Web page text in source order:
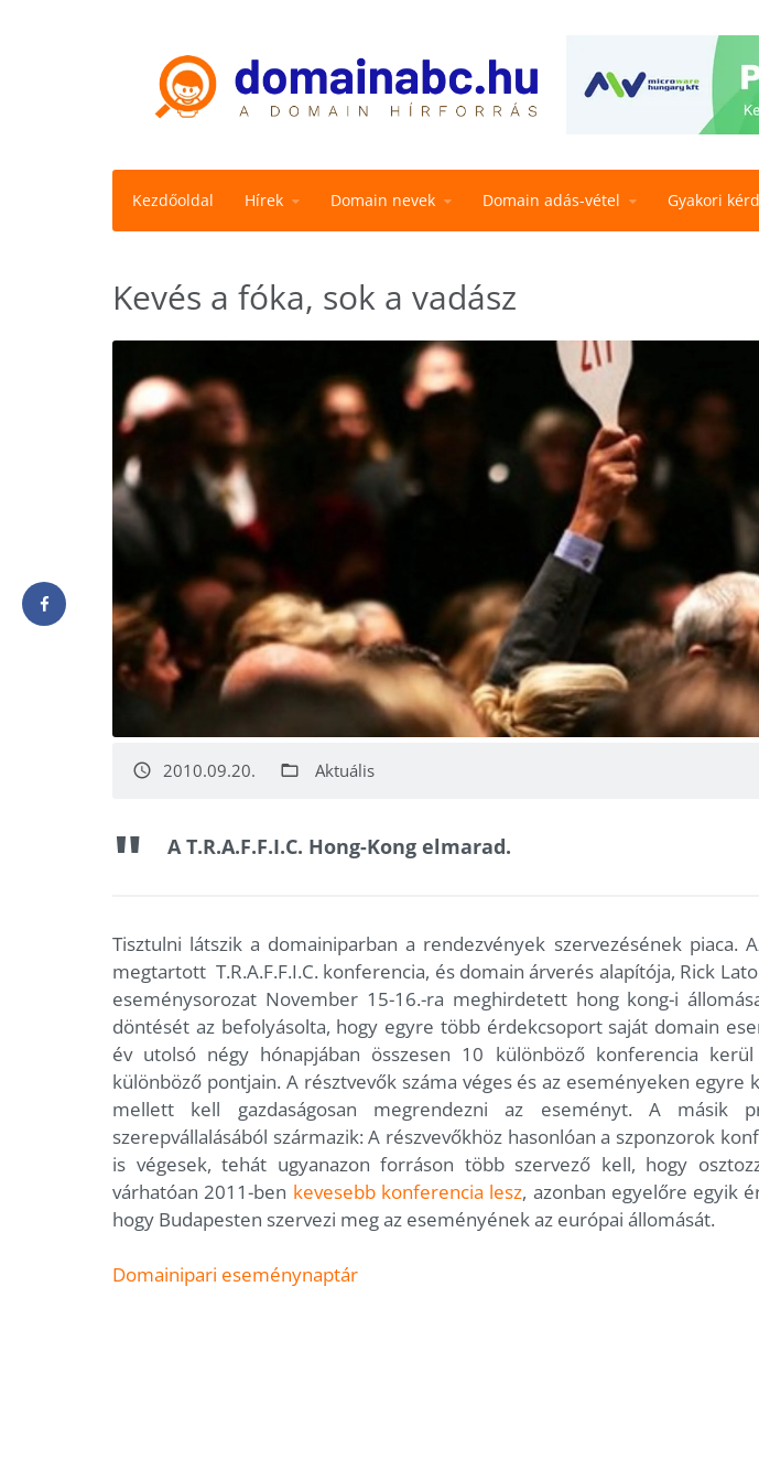
Kezdőoldal Hírek Domain nevek Domain adás-vétel Gyakori
Kevés a fóka, sok a vadász
access_time 2010.09.20. folder_open Aktuális
A T.R.A.F.F.I.C. Hong-Kong elmarad.
Tisztulni látszik a domainiparban a rendezvények szervezésének piaca.
megtartott T.R.A.F.F.I.C. konferencia, és domain árverés alapítója, Rick
eseménysorozat November 15-16.-ra meghirdetett hong kong-i
döntését az befolyásolta, hogy egyre több érdekcsoport saját domain
év utolsó négy hónapjában összesen 10 különböző konferencia
különböző pontjain. A résztvevők száma véges és az eseményeken egyre
mellett kell gazdaságosan megrendezni az eseményt. A másik
szerepvállalásából származik: A részvevőkhöz hasonlóan a szponzorok
is végesek, tehát ugyanazon forráson több szervező kell, hogy
várhatóan 2011-ben kevesebb konferencia lesz, azonban egyelőre egyik
hogy Budapesten szervezi meg az eseményének az európai állomását.
Domainipari eseménynaptár